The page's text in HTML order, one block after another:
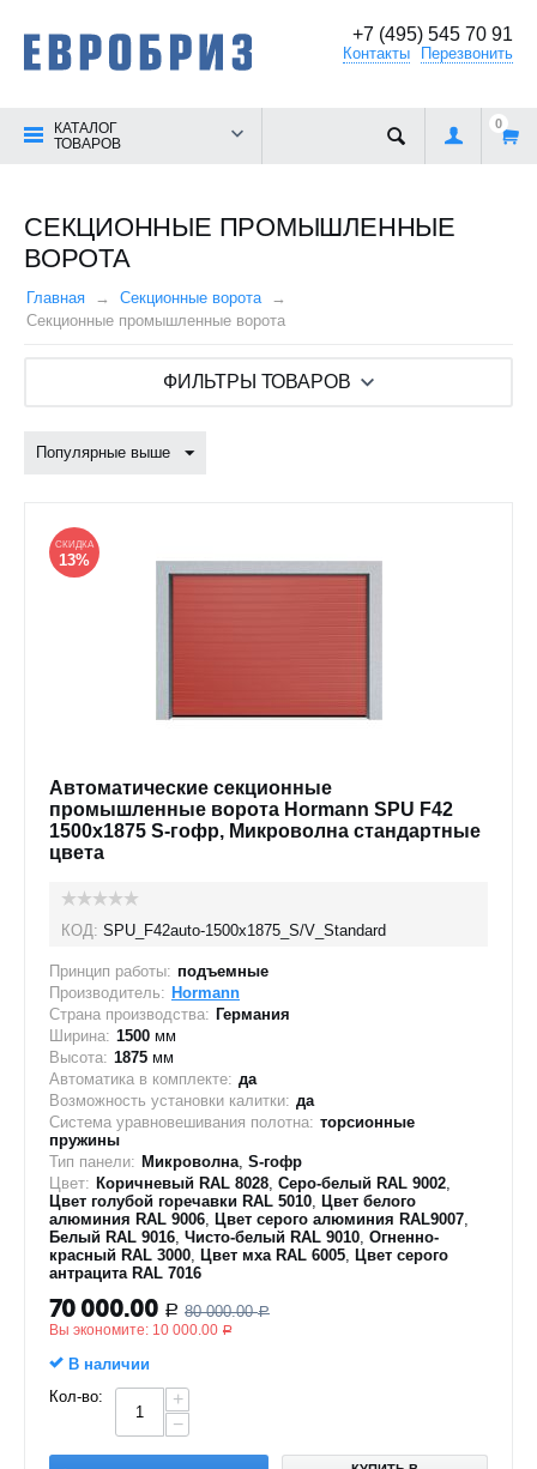
+7 (495) 545 70 91
Контакты Перезвонить
КАТАЛОГ
ТОВАРОВ
0
СЕКЦИОННЫЕ ПРОМЫШЛЕННЫЕ
ВОРОТА
Главная
Секционные ворота
Секционные промышленные ворота
ФИЛЬТРЫ ТОВАРОВ
Популярные выше
СКИДКА
13%
Автоматические секционные
промышленные ворота Hormann SPU F42
1500х1875 S-гофр, Микроволна стандартные
цвета
КОД: SPU_F42auto-1500х1875_S/V_Standard
Принцип работы: подъемные
Производитель: Hormann
Страна производства: Германия
Ширина: 1500 мм
Высота: 1875 мм
Автоматика в комплекте: да
Возможность установки калитки: да
Система уравновешивания полотна: торсионные
пружины
Тип панели: Микроволна, S-гофр
Цвет: Коричневый RAL 8028, Серо-белый RAL 9002,
Цвет голубой горечавки RAL 5010, Цвет белого
алюминия RAL 9006, Цвет серого алюминия RAL9007,
Белый RAL 9016, Чисто-белый RAL 9010, Огненно-
красный RAL 3000, Цвет мха RAL 6005, Цвет серого
антрацита RAL 7016
70 000.00 Р 80 000.00 Р
Вы экономите: 10 000.00 Р
В наличии
Кол-во:
+
−